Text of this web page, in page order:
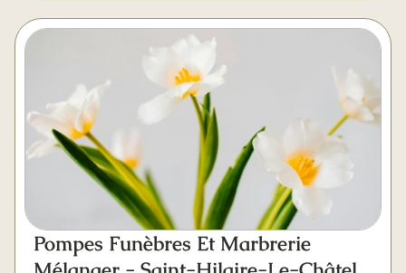
Pompes Funèbres Et Marbrerie